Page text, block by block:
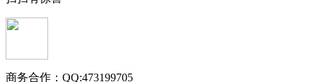
商务合作： QQ:473199705